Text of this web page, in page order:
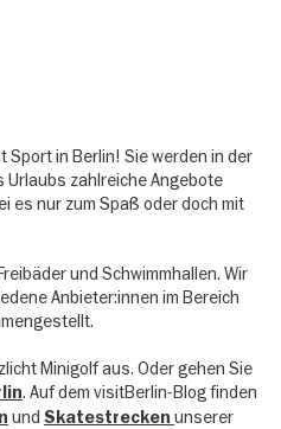
Berlin
Sport in Berlin! Sie werden in der
zahlreiche Angebote
es nur zum Spaß oder doch mit
und Schwimmhallen. Wir
Anbieter:innen im Bereich
Minigolf aus. Oder gehen Sie
. Auf dem visitBerlin-Blog finden
und Skatestrecken unserer